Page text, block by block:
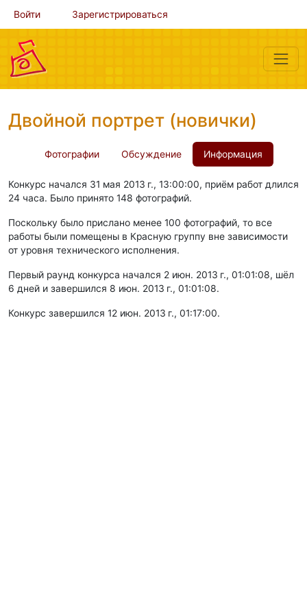
Войти Зарегистрироваться
Двойной портрет (новички)
Фотографии Обсуждение Информация
Конкурс начался 31 мая 2013 г., 13:00:00, приём работ длился
24 часа. Было принято 148 фотографий.
Поскольку было прислано менее 100 фотографий, то все
работы были помещены в Красную группу вне зависимости
от уровня технического исполнения.
Первый раунд конкурса начался 2 июн. 2013 г., 01:01:08, шёл
6 дней и завершился 8 июн. 2013 г., 01:01:08.
Конкурс завершился 12 июн. 2013 г., 01:17:00.